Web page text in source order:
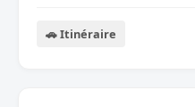
🚗 Itinéraire